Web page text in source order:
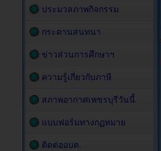
ประมวลภาพกิจกรรม
กระดานสนทนา
ข่าวส่วนการศึกษาฯ
ความรู้เกี่ยวกับภาษี
สภาพอากาศเพชรบุรีวันนี้
แบบฟอร์มทางกฏหมาย
ติดต่ออบต.